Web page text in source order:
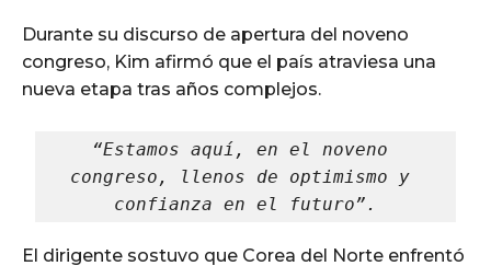
Durante su discurso de apertura del noveno
congreso, Kim afirmó que el país atraviesa una
nueva etapa tras años complejos.
“Estamos aquí, en el noveno
congreso, llenos de optimismo y
confianza en el futuro”.
El dirigente sostuvo que Corea del Norte enfrentó